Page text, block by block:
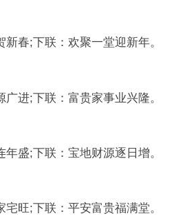
春;下联：欢聚一堂迎新年。
进;下联：富贵家事业兴隆。
盛;下联：宝地财源逐日增。
旺;下联：平安富贵福满堂。